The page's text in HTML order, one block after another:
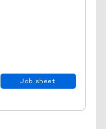
Job sheet